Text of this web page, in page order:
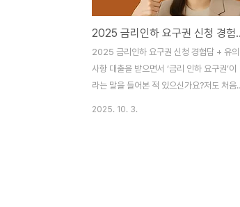
2025 금리인
2025 금리인하 요구권 신청 경험담 + 유의
사항 대출을 받으면서 ‘금리 인하 요구권’이
라는 말을 들어본 적 있으신가요?저도 처음
2025. 10. 3.